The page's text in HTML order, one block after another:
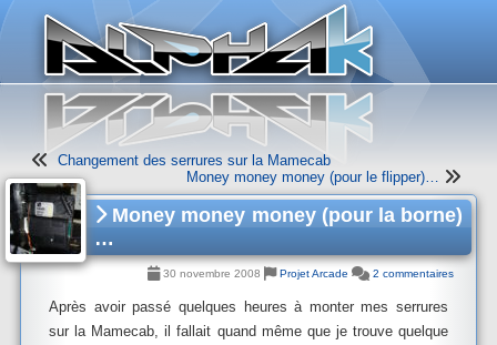
Changement des serrures sur la Mamecab
Money money money (pour le flipper)…
Money money money (pour la borne)
…
30 novembre 2008 Projet Arcade 2 commentaires
Après avoir passé quelques heures à monter mes serrures
sur la Mamecab, il fallait quand même que je trouve quelque